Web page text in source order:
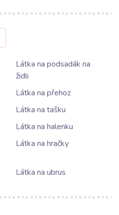
Látka na podsadák na
židli
Látka na přehoz
Látka na tašku
Látka na halenku
Látka na hračky
Látka na ubrus